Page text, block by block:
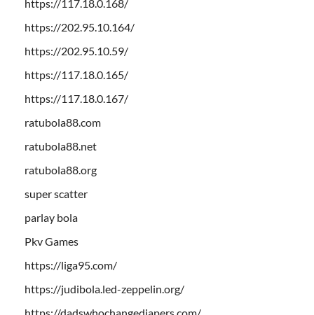
https://117.18.0.168/
https://202.95.10.164/
https://202.95.10.59/
https://117.18.0.165/
https://117.18.0.167/
ratubola88.com
ratubola88.net
ratubola88.org
super scatter
parlay bola
Pkv Games
https://liga95.com/
https://judibola.led-zeppelin.org/